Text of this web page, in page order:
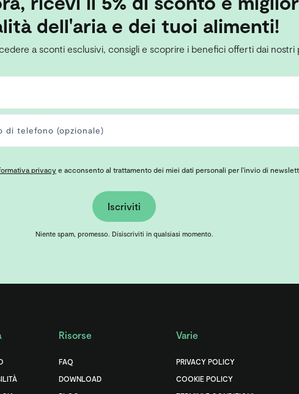
dell'aria e dei tuoi alimenti!
a sconti esclusivi, consigli e scoprire i benefici offerti dai nostri
privacy e acconsento al trattamento dei miei dati personali per l'invio di
Iscriviti
Niente spam, promesso. Disiscriviti in qualsiasi momento.
Risorse
FAQ
DOWNLOAD
Varie
PRIVACY POLICY
COOKIE POLICY